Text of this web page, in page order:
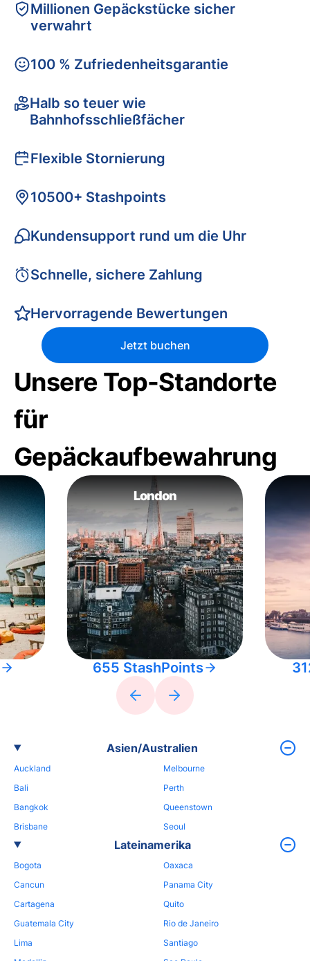
Millionen Gepäckstücke sicher
verwahrt
100 % Zufriedenheitsgarantie
Halb so teuer wie
Bahnhofsschließfächer
Flexible Stornierung
10500+ Stashpoints
Kundensupport rund um die Uhr
Schnelle, sichere Zahlung
Hervorragende Bewertungen
Jetzt buchen
Unsere Top-Standorte
für
Gepäckaufbewahrung
London
655 StashPoints
Asien/Australien
Auckland
Bali
Bangkok
Brisbane
Melbourne
Perth
Queenstown
Seoul
Lateinamerika
Bogota
Cancun
Cartagena
Guatemala City
Lima
Oaxaca
Panama City
Quito
Rio de Janeiro
Santiago